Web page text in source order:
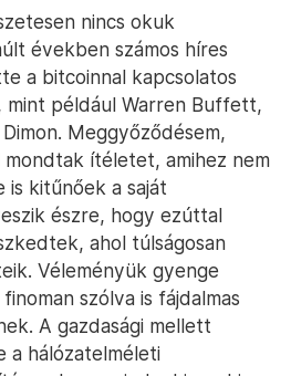
nincs okuk
években számos híres
a bitcoinnal kapcsolatos
mint például Warren Buffett,
Meggyőződésem,
ítéletet, amihez nem
is kitűnőek a saját
észre, hogy ezúttal
ahol túlságosan
Véleményük gyenge
szólva is fájdalmas
A gazdasági mellett
a hálózatelméleti